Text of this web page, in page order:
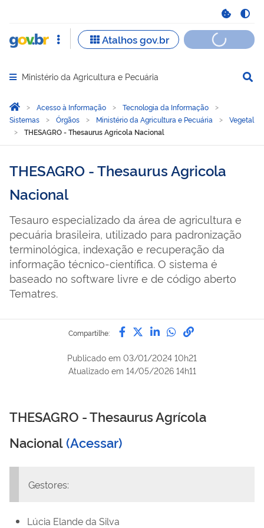
Abrir menu principal de navegação
Ministério da Agricultura e Pecuária
Você está aqui:
Página Inicial
Acesso à Informação
Tecnologia da Informação
Sistemas
Órgãos Ministério da Agricultura e Pecuária
Vegetal
THESAGRO - Thesaurus Agricola Nacional
THESAGRO - Thesaurus Agricola
Nacional
Tesauro especializado da área de agricultura e
pecuária brasileira, utilizado para padronização
terminológica, indexação e recuperação da
informação técnico-científica. O sistema é
baseado no software livre e de código aberto
Tematres.
Compartilhe: Compartilhe por Facebook
Compartilhe por Twitter
Compartilhe por
Compartilhe
link para
Publicado em 03/01/2024 10h21
Atualizado em 14/05/2026 14h11
THESAGRO - Thesaurus Agrícola
Nacional(Acessar)
Gestores:
Lúcia Elande da Silva